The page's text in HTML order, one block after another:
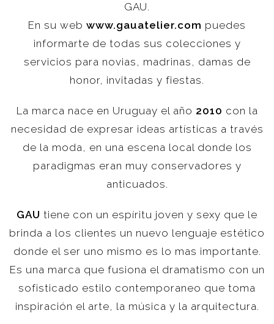
GAU.
En su web www.gauatelier.com puedes
informarte de todas sus colecciones y
servicios para novias, madrinas, damas de
honor, invitadas y fiestas.
La marca nace en Uruguay el año 2010 con la
necesidad de expresar ideas artísticas a través
de la moda, en una escena local donde los
paradigmas eran muy conservadores y
anticuados.
GAU tiene con un espíritu joven y sexy que le
brinda a los clientes un nuevo lenguaje estético
donde el ser uno mismo es lo mas importante.
Es una marca que fusiona el dramatismo con un
sofisticado estilo contemporaneo que toma
inspiración el arte, la música y la arquitectura.